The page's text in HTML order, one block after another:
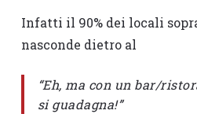
Infatti il 90% dei locali
nasconde dietro al
“Eh, ma con un bar/
si guadagna!”